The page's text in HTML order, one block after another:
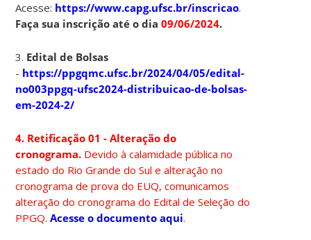
Acesse: https://www.capg.ufsc.br/inscricao.
Faça sua inscrição até o dia09/06/2024.
3. Edital de Bolsas
- https://ppgqmc.ufsc.br/2024/04/05/edital-
no003ppgq-ufsc2024-distribuicao-de-bolsas-
em-2024-2/
4. Retificação 01 - Alteração do
cronograma. Devido à calamidade pública no
estado do Rio Grande do Sul e alteração no
cronograma de prova do EUQ, comunicamos
alteração do cronograma do Edital de Seleção do
PPGQ.Acesse o documento aqui.